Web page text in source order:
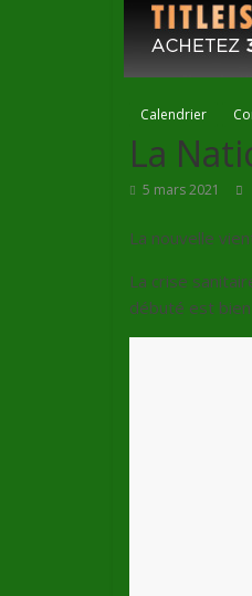
Calendrier
La
5 mars 2021
La nouvelle
La crise
débuté est